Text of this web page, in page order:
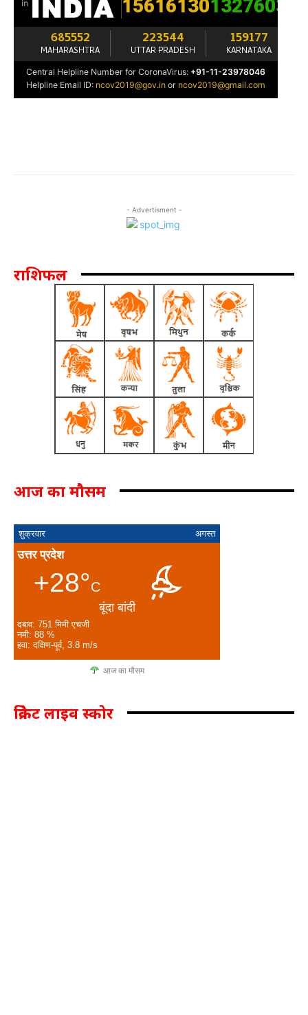
- Advertisment -
राशिफल
आज का मौसम
शुक्रवार अगस्त
उत्तर प्रदेश
+28°C
बूंदा बांदी
दबाव: 751 मिमी एचजी
नमी: 88 %
हवा: दक्षिण-पूर्व, 3.8 m/s
आज का मौसम
क्रिकेट लाइव स्कोर